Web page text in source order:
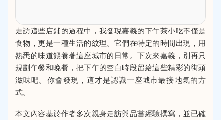
走訪這些店鋪的過程中，我發現嘉義的下午茶小吃不僅是
食物，更是一種生活的紋理。它們在特定的時間出現，用
熟悉的味道餵養著這座城市的日常。下次來嘉義，別再只
規劃午餐和晚餐，把下午的空白時段留給這些精彩的街頭
滋味吧。你會發現，這才是認識一座城市最接地氣的方
式。
本文內容基於作者多次親身走訪與品嘗經驗撰寫，並已確